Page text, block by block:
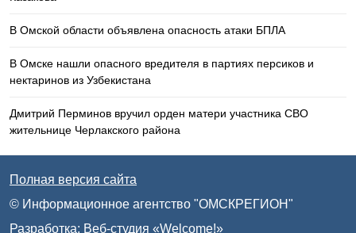
В Омской области объявлена опасность атаки БПЛА
В Омске нашли опасного вредителя в партиях персиков и
нектаринов из Узбекистана
Дмитрий Перминов вручил орден матери участника СВО
жительнице Черлакского района
Полная версия сайта
© Информационное агентство "ОМСКРЕГИОН"
Разработка: Веб-студия «Welcome!»